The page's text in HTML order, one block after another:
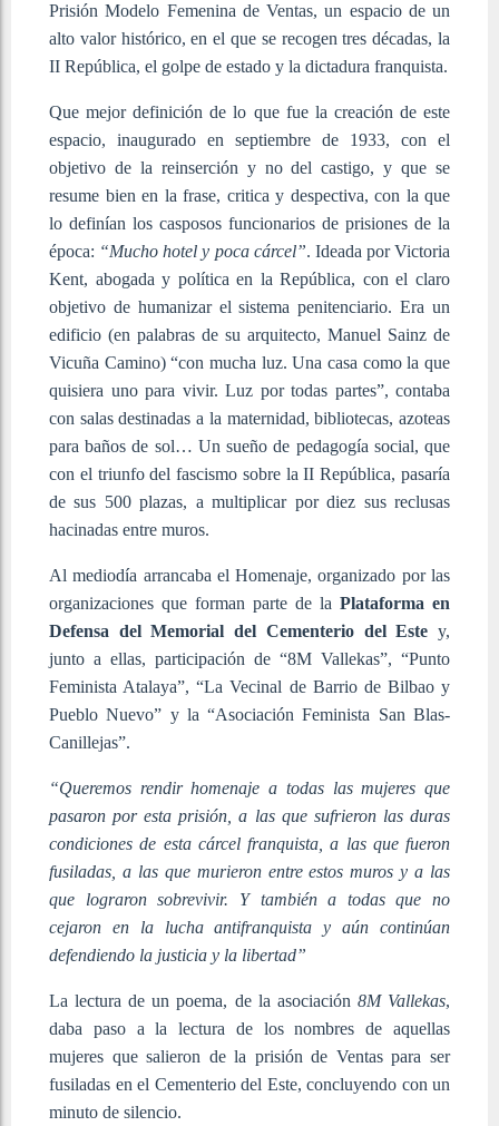
Prisión Modelo Femenina de Ventas, un espacio de un
alto valor histórico, en el que se recogen tres décadas, la
II República, el golpe de estado y la dictadura franquista.
Que mejor definición de lo que fue la creación de este
espacio, inaugurado en septiembre de 1933, con el
objetivo de la reinserción y no del castigo, y que se
resume bien en la frase, critica y despectiva, con la que
lo definían los casposos funcionarios de prisiones de la
época: “Mucho hotel y poca cárcel”. Ideada por Victoria
Kent, abogada y política en la República, con el claro
objetivo de humanizar el sistema penitenciario. Era un
edificio (en palabras de su arquitecto, Manuel Sainz de
Vicuña Camino) “con mucha luz. Una casa como la que
quisiera uno para vivir. Luz por todas partes”, contaba
con salas destinadas a la maternidad, bibliotecas, azoteas
para baños de sol… Un sueño de pedagogía social, que
con el triunfo del fascismo sobre la II República, pasaría
de sus 500 plazas, a multiplicar por diez sus reclusas
hacinadas entre muros.
Al mediodía arrancaba el Homenaje, organizado por las
organizaciones que forman parte de la Plataforma en
Defensa del Memorial del Cementerio del Este y,
junto a ellas, participación de “8M Vallekas”, “Punto
Feminista Atalaya”, “La Vecinal de Barrio de Bilbao y
Pueblo Nuevo” y la “Asociación Feminista San Blas-
Canillejas”.
“Queremos rendir homenaje a todas las mujeres que
pasaron por esta prisión, a las que sufrieron las duras
condiciones de esta cárcel franquista, a las que fueron
fusiladas, a las que murieron entre estos muros y a las
que lograron sobrevivir. Y también a todas que no
cejaron en la lucha antifranquista y aún continúan
defendiendo la justicia y la libertad”
La lectura de un poema, de la asociación 8M Vallekas,
daba paso a la lectura de los nombres de aquellas
mujeres que salieron de la prisión de Ventas para ser
fusiladas en el Cementerio del Este, concluyendo con un
minuto de silencio.